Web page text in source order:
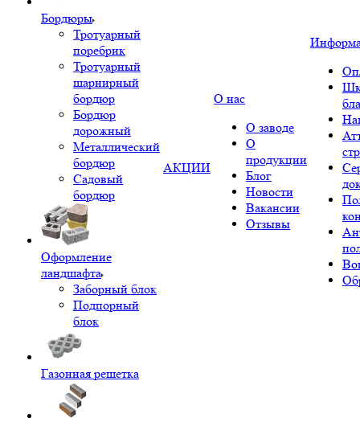
Бордюры
Тротуарный
поребрик
Тротуарный
шарнирный
бордюр
Бордюр
дорожный
Металлический
бордюр
Садовый
бордюр
Оформление
ландшафта
Заборный блок
Подпорный
блок
Газонная решетка
АКЦИИ
О нас
О заводе
О
продукции
Блог
Новости
Вакансии
Отзывы